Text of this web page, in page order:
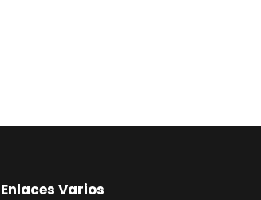
Enlaces Varios